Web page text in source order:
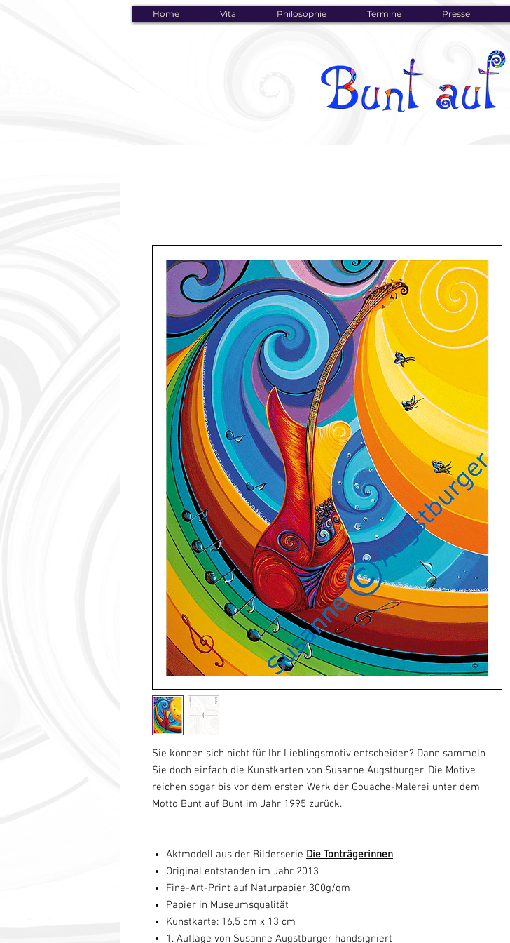
Home Vita Philosophie Termine Presse
Sie können sich nicht für Ihr Lieblingsmotiv entscheiden? Dann sammeln
Sie doch einfach die Kunstkarten von Susanne Augstburger. Die Motive
reichen sogar bis vor dem ersten Werk der Gouache-Malerei unter dem
Motto Bunt auf Bunt im Jahr 1995 zurück.
Aktmodell aus der Bilderserie Die Tonträgerinnen
Original entstanden im Jahr 2013
Fine-Art-Print auf Naturpapier 300g/qm
Papier in Museumsqualität
Kunstkarte: 16,5 cm x 13 cm
1. Auflage von Susanne Augstburger handsigniert